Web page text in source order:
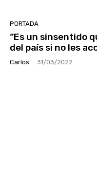
PORTADA
“Es un sinsentido
del país si no les
Carlos - 31/03/2022